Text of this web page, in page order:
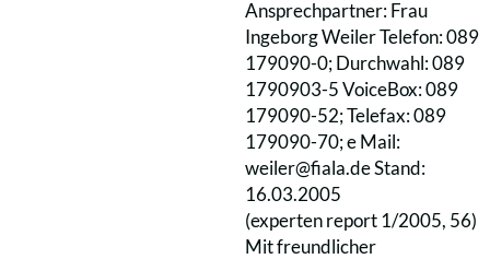
Ansprechpartner: Frau
Ingeborg Weiler Telefon: 089
179090-0; Durchwahl: 089
1790903-5 VoiceBox: 089
179090-52; Telefax: 089
179090-70; e Mail:
weiler@fiala.de Stand:
16.03.2005
(experten report 1/2005, 56)
Mit freundlicher